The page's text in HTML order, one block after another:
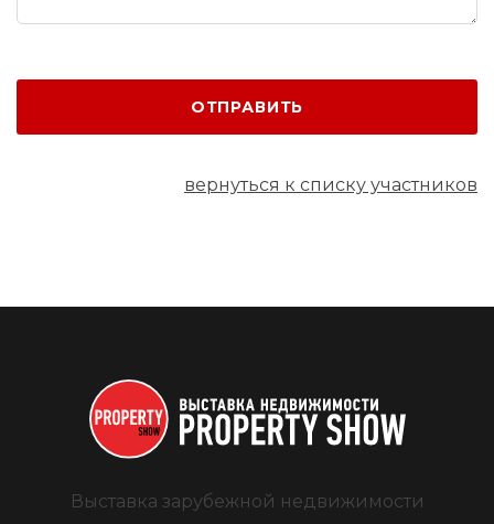
ОТПРАВИТЬ
вернуться к списку участников
Выставка зарубежной недвижимости